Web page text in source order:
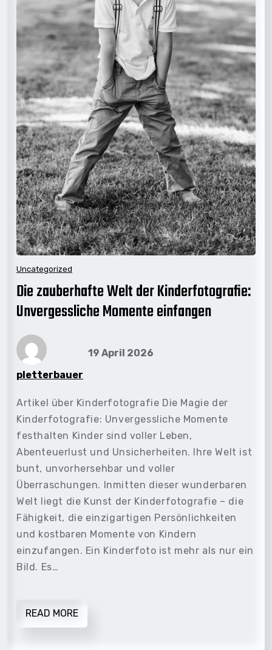
Uncategorized
Die zauberhafte Welt der Kinderfotografie:
Unvergessliche Momente einfangen
pletterbauer
19 April 2026
Artikel über Kinderfotografie Die Magie der
Kinderfotografie: Unvergessliche Momente
festhalten Kinder sind voller Leben,
Abenteuerlust und Unsicherheiten. Ihre Welt ist
bunt, unvorhersehbar und voller
Überraschungen. Inmitten dieser wunderbaren
Welt liegt die Kunst der Kinderfotografie – die
Fähigkeit, die einzigartigen Persönlichkeiten
und kostbaren Momente von Kindern
einzufangen. Ein Kinderfoto ist mehr als nur ein
Bild. Es…
READ MORE